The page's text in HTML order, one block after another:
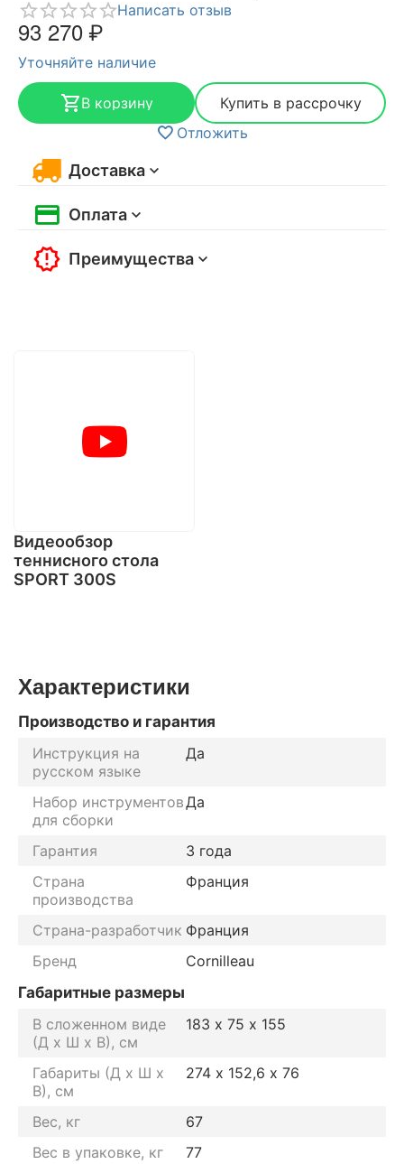
Написать отзыв
93 270₽
Уточняйте наличие
В корзину
Купить в рассрочку
Отложить
Доставка
Оплата
Преимущества
Видеообзор
теннисного стола
SPORT 300S
Характеристики
Производство и гарантия
Инструкция на
русском языке
Да
Набор инструментов
для сборки
Да
Гарантия
3 года
Страна
производства
Франция
Страна-разработчик Франция
Бренд
Cornilleau
Габаритные размеры
В сложенном виде
(Д х Ш х В), см
183 х 75 х 155
Габариты (Д х Ш х
В), см
274 х 152,6 х 76
Вес, кг
67
Вес в упаковке, кг
77